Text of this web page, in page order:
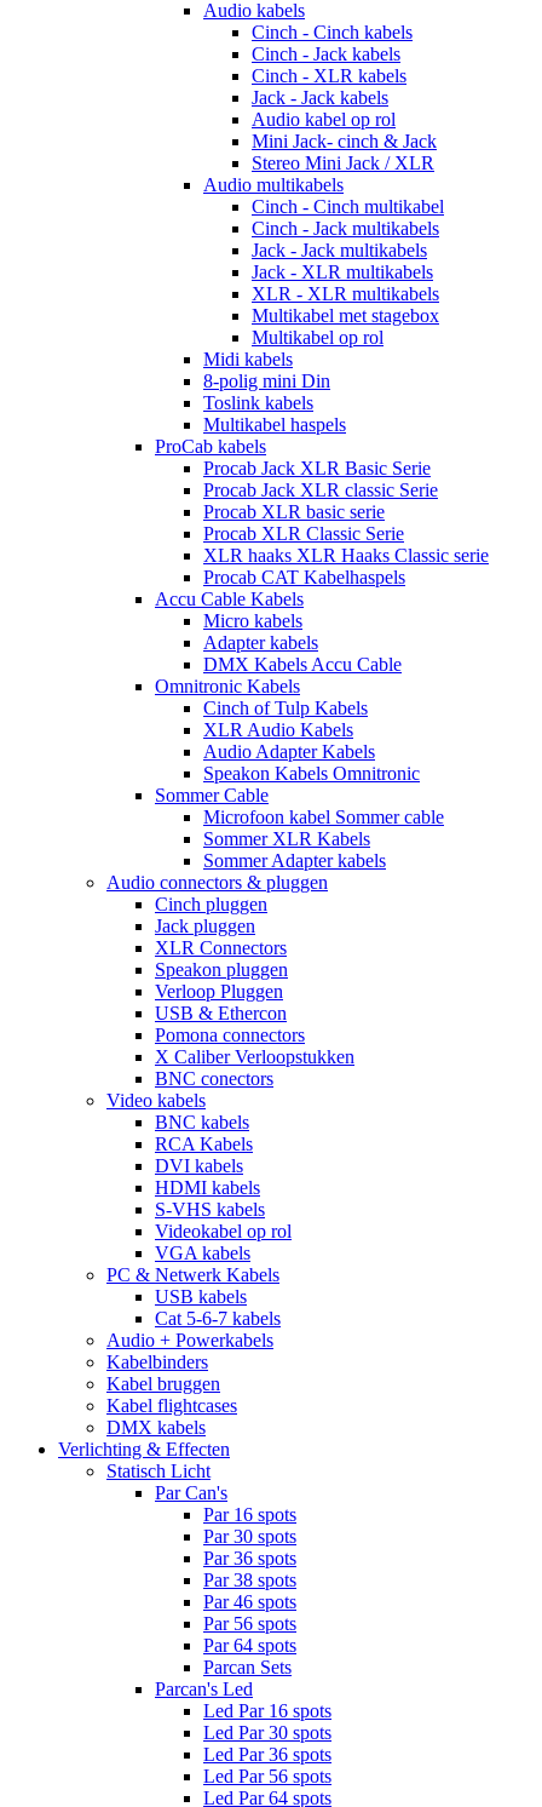
Audio kabels
Cinch - Cinch kabels
Cinch - Jack kabels
Cinch - XLR kabels
Jack - Jack kabels
Audio kabel op rol
Mini Jack- cinch & Jack
Stereo Mini Jack / XLR
Audio multikabels
Cinch - Cinch multikabel
Cinch - Jack multikabels
Jack - Jack multikabels
Jack - XLR multikabels
XLR - XLR multikabels
Multikabel met stagebox
Multikabel op rol
Midi kabels
8-polig mini Din
Toslink kabels
Multikabel haspels
ProCab kabels
Procab Jack XLR Basic Serie
Procab Jack XLR classic Serie
Procab XLR basic serie
Procab XLR Classic Serie
XLR haaks XLR Haaks Classic serie
Procab CAT Kabelhaspels
Accu Cable Kabels
Micro kabels
Adapter kabels
DMX Kabels Accu Cable
Omnitronic Kabels
Cinch of Tulp Kabels
XLR Audio Kabels
Audio Adapter Kabels
Speakon Kabels Omnitronic
Sommer Cable
Microfoon kabel Sommer cable
Sommer XLR Kabels
Sommer Adapter kabels
Audio connectors & pluggen
Cinch pluggen
Jack pluggen
XLR Connectors
Speakon pluggen
Verloop Pluggen
USB & Ethercon
Pomona connectors
X Caliber Verloopstukken
BNC conectors
Video kabels
BNC kabels
RCA Kabels
DVI kabels
HDMI kabels
S-VHS kabels
Videokabel op rol
VGA kabels
PC & Netwerk Kabels
USB kabels
Cat 5-6-7 kabels
Audio + Powerkabels
Kabelbinders
Kabel bruggen
Kabel flightcases
DMX kabels
Verlichting & Effecten
Statisch Licht
Par Can's
Par 16 spots
Par 30 spots
Par 36 spots
Par 38 spots
Par 46 spots
Par 56 spots
Par 64 spots
Parcan Sets
Parcan's Led
Led Par 16 spots
Led Par 30 spots
Led Par 36 spots
Led Par 56 spots
Led Par 64 spots